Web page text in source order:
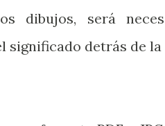
dibujos, será
significado detrás de la